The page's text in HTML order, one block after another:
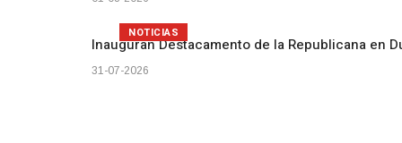
Inauguran Destacamento de la Republicana en
31-07-2026
NOTICIAS